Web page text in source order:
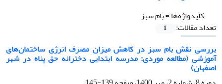
کلیدواژه‌ها =بام سبز
تعداد مقالات:
1
بررسی نقش بام سبز در کاهش میزان مصرف انرژی ساختمان‌های
آموزشی (مطالعه موردی: مدرسه ابتدایی دخترانه حق پناه در شهر
اصفهان)